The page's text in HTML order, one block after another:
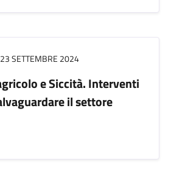
23 SETTEMBRE 2024
e Siccità. Interventi
il settore